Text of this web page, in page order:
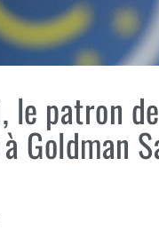
le patron
Goldman